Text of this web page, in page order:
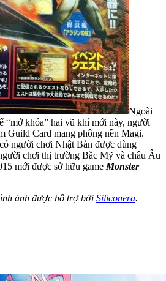
Ngoài
“mở khóa” hai vũ khí mới này, người
Guild Card mang phông nền Magi.
người chơi Nhật Bản được dùng
chơi thị trường Bắc Mỹ và châu Âu
mới được sở hữu game Monster
ảnh được hỗ trợ bởi Siliconera.